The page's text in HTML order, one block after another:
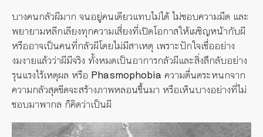
บางคนกลัวผีมาก จนอยู่คนเดียวแทบไม่ได้ ไม่ชอบความมืด และ
พยายามหลีกเลียงทุกความเสี่ยงที่เปิดโอกาสให้เผชิญหน้ากับผี
หรืออาจเป็นคนที่กลัวผีโดยไม่มีสาเหตุ เพราะปักใจเชื่ออย่าง
งมงายแล้วว่าผีมีจริง ทั้งหมดเป็นอาการกลัวผีและสิ่งลึกลับอย่าง
รุนแรงไร้เหตุผล หรือ Phasmophobia ความตื่นตระหนกจาก
ความกลัวสุดขีดจะสร้างภาพหลอนขึ้นมา หรือเห็นบางอย่างที่ไม่
ชอบมาพากล ก็คิดว่าเป็นผี